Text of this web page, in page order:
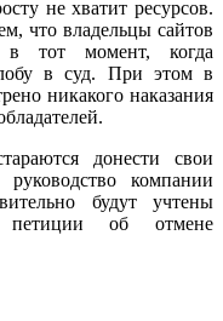
не хватит ресурсов.
что владельцы сайтов
тот момент, когда
в суд. При этом в
никакого наказания
донести свои
компании
будут учтены
петиции об отмене